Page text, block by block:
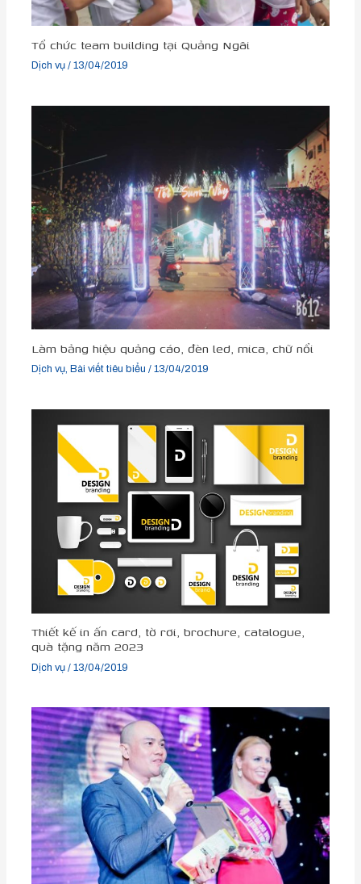
Tổ chức team building tại Quảng Ngãi
Dịch vụ /13/04/2019
Làm bảng hiệu quảng cáo, đèn led, mica, chữ nổi
Dịch vụ, Bài viết tiêu biểu /13/04/2019
Thiết kế in ấn card, tờ rơi, brochure, catalogue,
quà tặng năm 2023
Dịch vụ /13/04/2019